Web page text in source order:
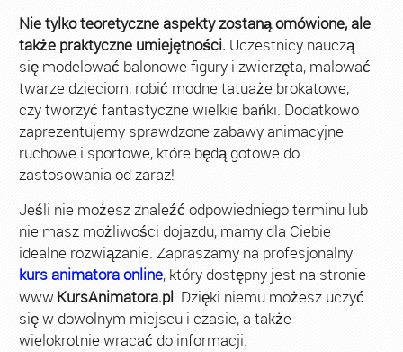
Nie tylko teoretyczne aspekty zostaną omówione, ale
także praktyczne umiejętności.Uczestnicy nauczą
się modelować balonowe figury i zwierzęta, malować
twarze dzieciom, robić modne tatuaże brokatowe,
czy tworzyć fantastyczne wielkie bańki. Dodatkowo
zaprezentujemy sprawdzone zabawy animacyjne
ruchowe i sportowe, które będą gotowe do
zastosowania od zaraz!
Jeśli nie możesz znaleźć odpowiedniego terminu lub
nie masz możliwości dojazdu, mamy dla Ciebie
idealne rozwiązanie. Zapraszamy na profesjonalny
kurs animatora online, który dostępny jest na stronie
www.KursAnimatora.pl. Dzięki niemu możesz uczyć
się w dowolnym miejscu i czasie, a także
wielokrotnie wracać do informacji.